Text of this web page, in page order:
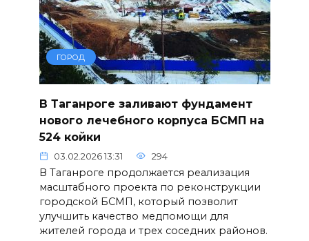
ГОРОД
В Таганроге заливают фундамент
нового лечебного корпуса БСМП на
524 койки
03.02.2026 13:31 294
В Таганроге продолжается реализация
масштабного проекта по реконструкции
городской БСМП, который позволит
улучшить качество медпомощи для
жителей города и трех соседних районов.